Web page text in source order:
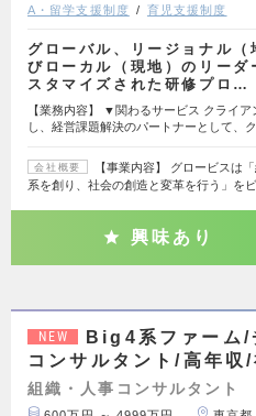
A・留学支援制度
育児支援制度
グローバル、リージョナル（
びローカル（現地）のリーダ
スタマイズされた研修プロ…
【業務内容】 ▼関わるサービス クライ
し、経営課題解決のパートナーとして、
会社概要
【事業内容】 グロービスは
系を創り、社会の創造と変革を行う」を
興味あり
NEW
Big4系ファーム/
コンサルタント/高年収
組織・人事コンサルタント